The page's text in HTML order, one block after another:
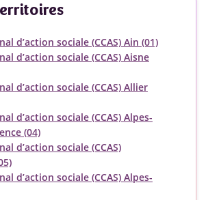
d’action sociale (CCAS) Ain (01)
d’action sociale (CCAS) Aisne
d’action sociale (CCAS) Allier
d’action sociale (CCAS) Alpes-
(04)
d’action sociale (CCAS)
d’action sociale (CCAS) Alpes-